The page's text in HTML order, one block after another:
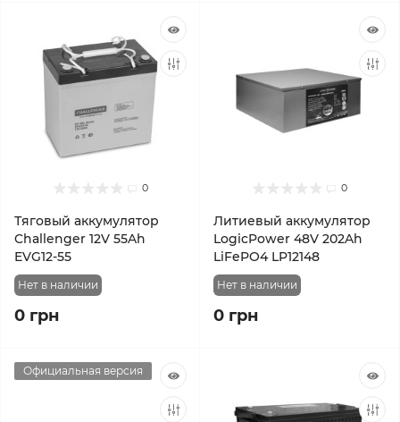
0
Тяговый аккумулятор
Challenger 12V 55Ah
EVG12-55
Нет в наличии
0 грн
0
Литиевый аккумулятор
LogicPower 48V 202Ah
LiFePO4 LP12148
Нет в наличии
0 грн
Официальная версия